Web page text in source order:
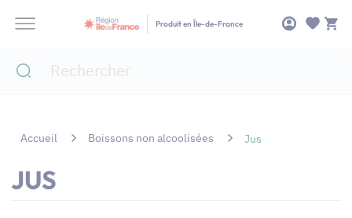
Produit en Île-de-France
Accueil Boissons non alcoolisées Jus
JUS